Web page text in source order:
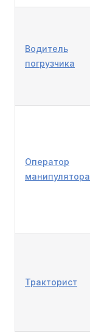
Водитель
погрузчика
Оператор
манипулятора
Тракторист